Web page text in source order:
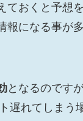
ておくと予想
報になる事が
となるのです
遅れてしまう